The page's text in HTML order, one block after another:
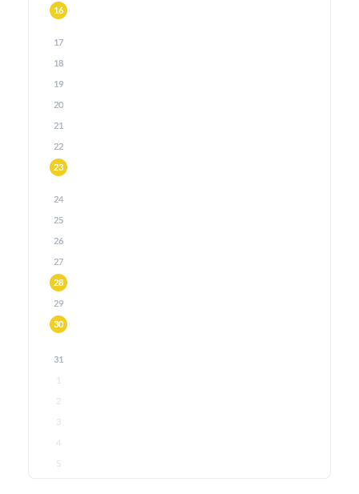
16
17
18
19
20
21
22
23
24
25
26
27
28
29
30
31
1
2
3
4
5